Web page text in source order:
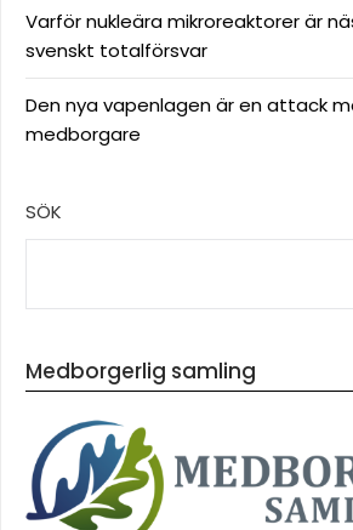
Varför nukleära mikroreaktorer är
svenskt totalförsvar
Den nya vapenlagen är en attack
medborgare
SÖK
Medborgerlig samling